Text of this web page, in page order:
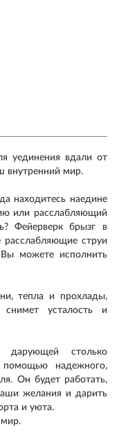
уединения вдали от
внутренний мир.
находитесь наедине
или расслабляющий
Фейерверк брызг в
струи
можете исполнить
тепла и прохлады,
усталость и
дарующей столько
помощью надежного,
Он будет работать,
желания и дарить
и уюта.